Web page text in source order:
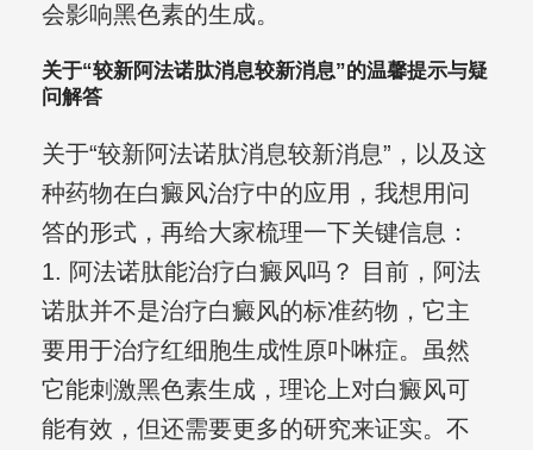
会影响黑色素的生成。
关于“较新阿法诺肽消息较新消息”的温馨提示与疑
问解答
关于“较新阿法诺肽消息较新消息”，以及这
种药物在白癜风治疗中的应用，我想用问
答的形式，再给大家梳理一下关键信息：
1. 阿法诺肽能治疗白癜风吗？ 目前，阿法
诺肽并不是治疗白癜风的标准药物，它主
要用于治疗红细胞生成性原卟啉症。虽然
它能刺激黑色素生成，理论上对白癜风可
能有效，但还需要更多的研究来证实。不